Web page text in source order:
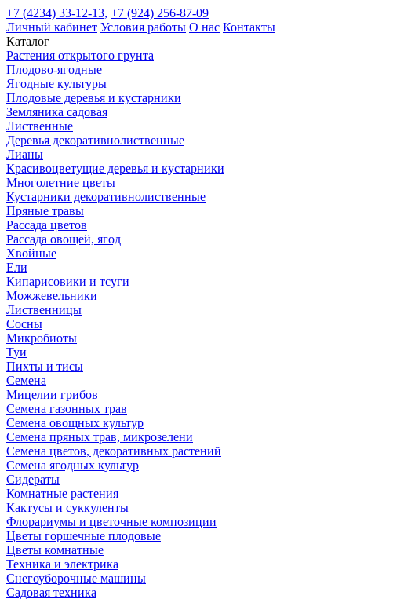
+7 (4234) 33-12-13, +7 (924) 256-87-09
Личный кабинет Условия работы О нас Контакты
Каталог
Растения открытого грунта
Плодово-ягодные
Ягодные культуры
Плодовые деревья и кустарники
Земляника садовая
Лиственные
Деревья декоративнолиственные
Лианы
Красивоцветущие деревья и кустарники
Многолетние цветы
Кустарники декоративнолиственные
Пряные травы
Рассада цветов
Рассада овощей, ягод
Хвойные
Ели
Кипарисовики и тсуги
Можжевельники
Лиственницы
Сосны
Микробиоты
Туи
Пихты и тисы
Семена
Мицелии грибов
Семена газонных трав
Семена овощных культур
Семена пряных трав, микрозелени
Семена цветов, декоративных растений
Семена ягодных культур
Сидераты
Комнатные растения
Кактусы и суккуленты
Флорариумы и цветочные композиции
Цветы горшечные плодовые
Цветы комнатные
Техника и электрика
Снегоуборочные машины
Садовая техника